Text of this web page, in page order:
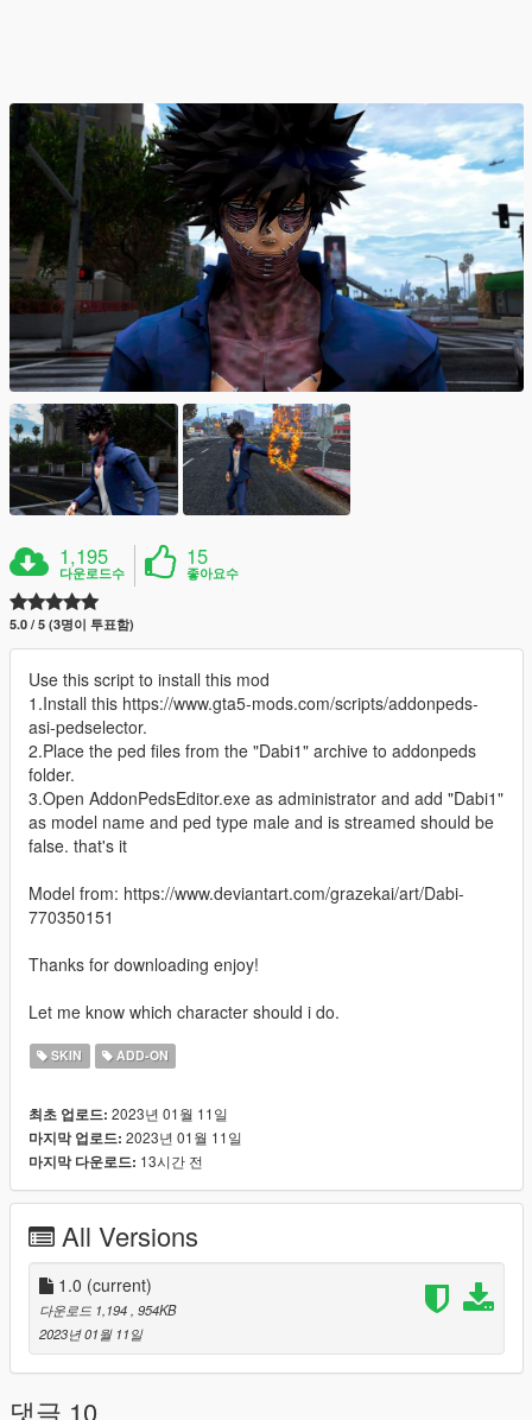
1,195
다운로드수
15
좋아요수
5.0 / 5 (3명이 투표함)
Use this script to install this mod
1.Install this https://www.gta5-mods.com/scripts/addonpeds-
asi-pedselector.
2.Place the ped files from the "Dabi1" archive to addonpeds
folder.
3.Open AddonPedsEditor.exe as administrator and add "Dabi1"
as model name and ped type male and is streamed should be
false. that's it
Model from: https://www.deviantart.com/grazekai/art/Dabi-
770350151
Thanks for downloading enjoy!
Let me know which character should i do.
SKIN ADD-ON
최초 업로드: 2023년 01월 11일
마지막 업로드: 2023년 01월 11일
마지막 다운로드: 13시간 전
All Versions
1.0 (current)
다운로드 1,194, 954KB
2023년 01월 11일
댓글 10